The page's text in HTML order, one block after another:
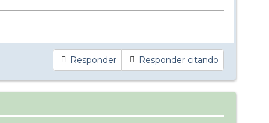
Responder Responder citando